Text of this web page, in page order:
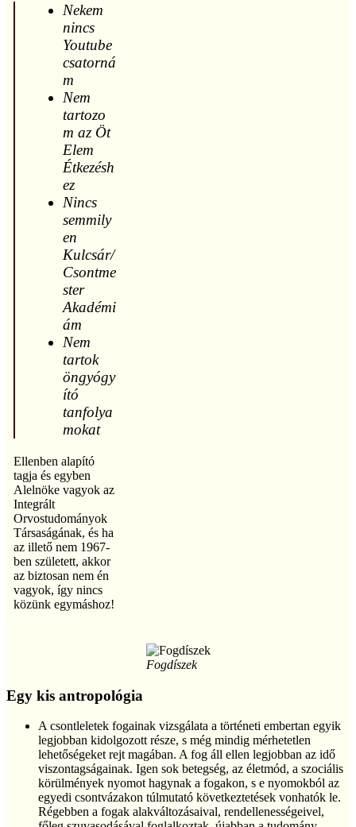
Nekem
nincs
Youtube
csatorná
m
Nem
tartozo
m az Öt
Elem
Étkezésh
ez
Nincs
semmily
en
Kulcsár/
Csontme
ster
Akadémi
ám
Nem
tartok
öngyógy
ító
tanfolya
mokat
Ellenben alapító
tagja és egyben
Alelnöke vagyok az
Integrált
Orvostudományok
Társaságának, és ha
az illető nem 1967-
ben született, akkor
az biztosan nem én
vagyok, így nincs
közünk egymáshoz!
Fogdíszek
Egy kis antropológia
A csontleletek fogainak vizsgálata a történeti embertan egyik
legjobban kidolgozott része, s még mindig mérhetetlen
lehetőségeket rejt magában. A fog áll ellen legjobban az idő
viszontagságainak. Igen sok betegség, az életmód, a szociális
körülmények nyomot hagynak a fogakon, s e nyomokból az
egyedi csontvázakon túlmutató következtetések vonhatók le.
Régebben a fogak alakváltozásaival, rendellenességeivel,